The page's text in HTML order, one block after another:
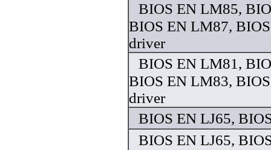
BIOS EN LM85,
BIOS EN LM87,
driver
BIOS EN LM81,
BIOS EN LM83,
driver
BIOS EN LJ65,
BIOS EN LJ65,